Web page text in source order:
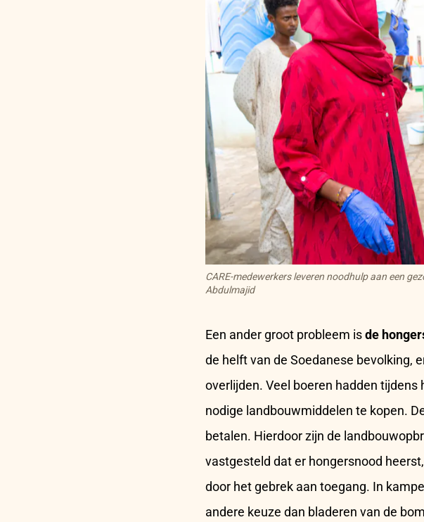
CARE-medewerkers leveren noodhulp aan een
Abdulmajid
Een ander groot probleem isde
de helft van de Soedanese bevolking,
overlijden. Veel boeren hadden
nodige landbouwmiddelen te kopen.
betalen. Hierdoor zijn de
vastgesteld dat er hongersnood
door het gebrek aan toegang. In
andere keuze dan bladeren van de